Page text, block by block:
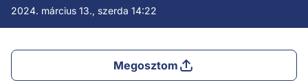
2024. március 13., szerda 14:22
Megosztom